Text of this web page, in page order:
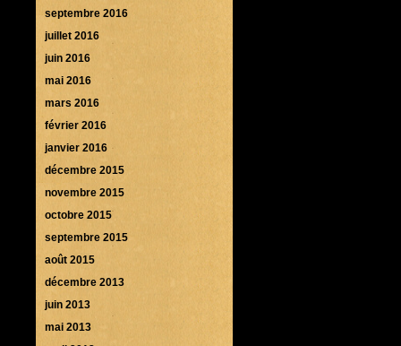
septembre 2016
juillet 2016
juin 2016
mai 2016
mars 2016
février 2016
janvier 2016
décembre 2015
novembre 2015
octobre 2015
septembre 2015
août 2015
décembre 2013
juin 2013
mai 2013